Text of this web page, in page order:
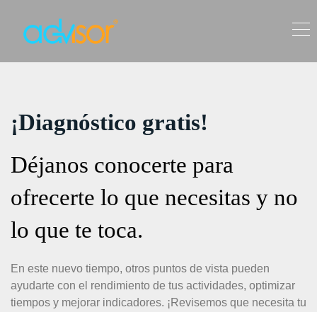
¡Diagnóstico gratis!
Déjanos conocerte para
ofrecerte lo que necesitas y no
lo que te toca.
En este nuevo tiempo, otros puntos de vista pueden
ayudarte con el rendimiento de tus actividades, optimizar
tiempos y mejorar indicadores. ¡Revisemos que necesita tu